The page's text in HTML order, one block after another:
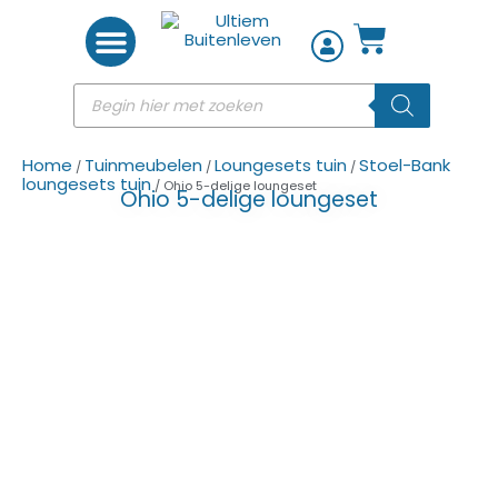
Home / Tuinmeubelen /Loungesets tuin /Stoel-Bank
loungesets tuin / Ohio 5-delige loungeset
Ohio 5-delige loungeset